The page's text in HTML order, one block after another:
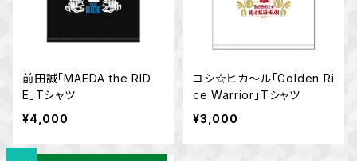
前田誠「MAEDA the RID
E」Tシャツ
¥4,000
コシ☆ヒカ～ル「Golden Ri
ce Warrior」Tシャツ
¥3,000